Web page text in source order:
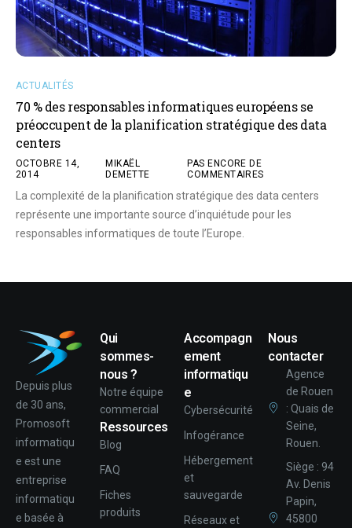
ACTUALITÉS
70 % des responsables informatiques européens se
préoccupent de la planification stratégique des data
centers
OCTOBRE 14,
2014
MIKAËL
DEMETTE
PAS ENCORE DE
COMMENTAIRES
La complexité de la planification stratégique des data centers
représente une importante source d’inquiétude pour les
responsables informatiques de toute l’Europe.
Depuis plus
de 30 ans,
Promosoft
informatiqu
e est une
entreprise
informatiqu
e basée à
Qui
sommes-
nous ?
Notre équipe
commercial
Ressources
Blog
FAQ
Fiches
produits
Accompagn
ement
informatiqu
e
Cybersécurité
Infogérance
Hébergement
et
sauvegarde
Réseaux et
Nous
contacter
Agence
de Rouen
: Quais de
Seine,
Rouen.
Siège : 94
Av. Denis
Papin,
45800